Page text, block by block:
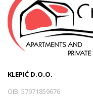
KLEPIĆ D.O.O.
OIB: 57971859676